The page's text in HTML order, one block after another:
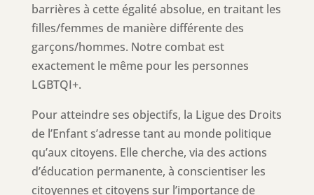
barrières à cette égalité absolue, en traitant les
filles/femmes de manière différente des
garçons/hommes. Notre combat est
exactement le même pour les personnes
LGBTQI+.
Pour atteindre ses objectifs, la Ligue des Droits
de l’Enfant s’adresse tant au monde politique
qu’aux citoyens. Elle cherche, via des actions
d’éducation permanente, à conscientiser les
citoyennes et citoyens sur l’importance de